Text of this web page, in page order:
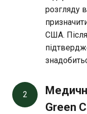
розгляду
США.
2
Green